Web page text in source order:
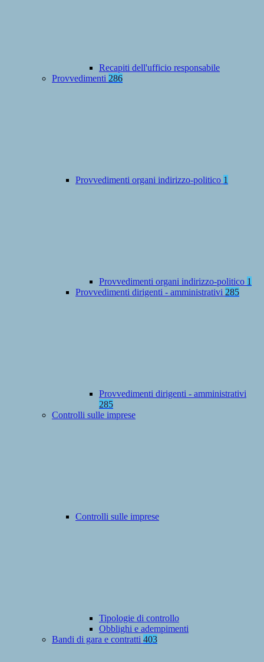
Recapiti dell'ufficio responsabile
Provvedimenti 286
Provvedimenti organi indirizzo-politico 1
Provvedimenti organi indirizzo-politico 1
Provvedimenti dirigenti - amministrativi 285
Provvedimenti dirigenti - amministrativi
285
Controlli sulle imprese
Controlli sulle imprese
Tipologie di controllo
Obblighi e adempimenti
Bandi di gara e contratti 403